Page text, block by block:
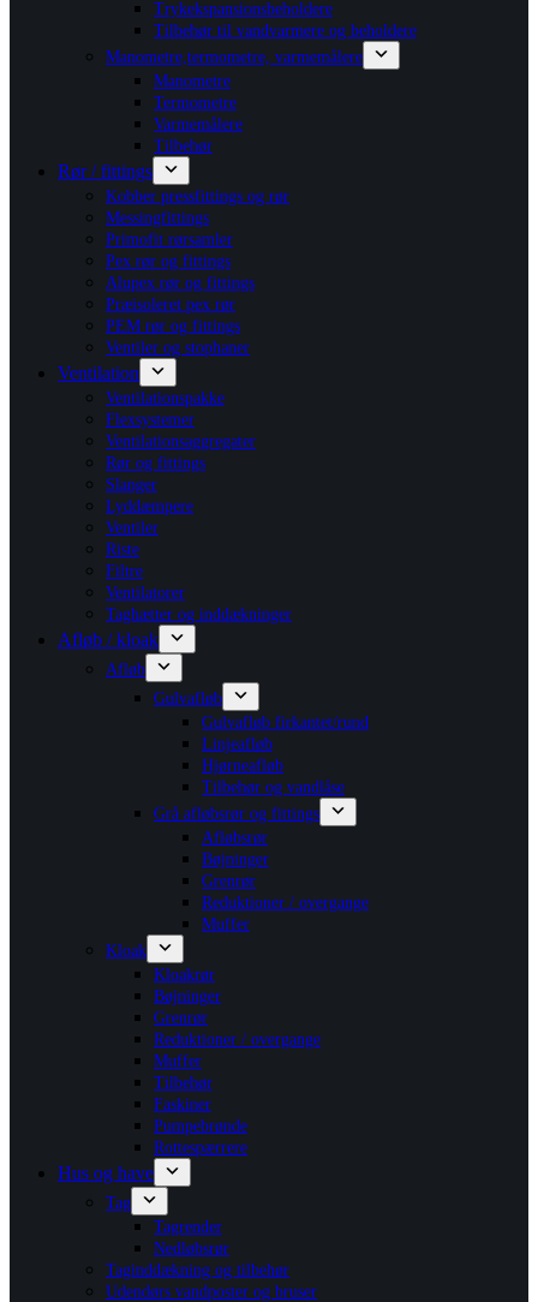
Trykekspansionsbeholdere
Tilbehør til vandvarmere og beholdere
Manometre,termometre, varmemålere
Manometre
Termometre
Varmemålere
Tilbehør
Rør / fittings
Kobber pressfittings og rør
Messingfittings
Primofit rørsamler
Pex rør og fittings
Alupex rør og fittings
Præisoleret pex rør
PEM rør og fittings
Ventiler og stophaner
Ventilation
Ventilationspakke
Flexsystemer
Ventilationsaggregater
Rør og fittings
Slanger
Lyddæmpere
Ventiler
Riste
Filtre
Ventilatorer
Taghætter og inddækninger
Afløb / kloak
Afløb
Gulvafløb
Gulvafløb firkantet/rund
Linjeafløb
Hjørneafløb
Tilbehør og vandlåse
Grå afløbsrør og fittings
Afløbsrør
Bøjninger
Grenrør
Reduktioner / overgange
Muffer
Kloak
Kloakrør
Bøjninger
Grenrør
Reduktioner / overgange
Muffer
Tilbehør
Faskiner
Pumpebrønde
Rottespærrere
Hus og have
Tag
Tagrender
Nedløbsrør
Taginddækning og tilbehør
Udendørs vandposter og bruser